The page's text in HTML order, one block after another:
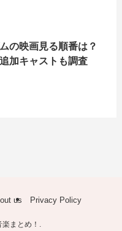
の映画見る順番は？
加キャストも調査
us Privacy Policy
まとめ！.